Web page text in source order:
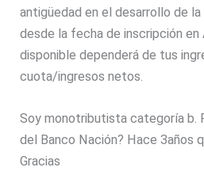
antigüedad en el desarrollo de
desde la fecha de inscripción en
disponible dependerá de tus
cuota/ingresos netos.
Soy monotributista categoría b.
del Banco Nación? Hace 3años
Gracias